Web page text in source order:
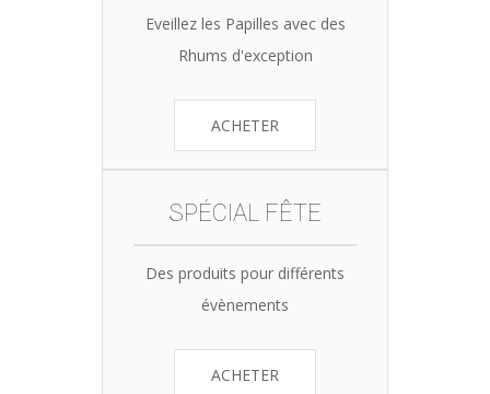
Eveillez les Papilles avec des
Rhums d'exception
ACHETER
SPÉCIAL FÊTE
Des produits pour différents
évènements
ACHETER